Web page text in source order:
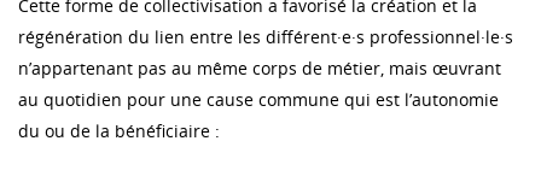
Cette forme de collectivisation a favorisé la création et la
régénération du lien entre les différent·e·s professionnel·le·s
n’appartenant pas au même corps de métier, mais œuvrant
au quotidien pour une cause commune qui est l’autonomie
du ou de la bénéficiaire :